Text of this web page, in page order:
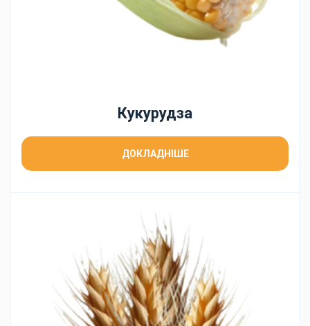
Кукурудза
ДОКЛАДНІШЕ